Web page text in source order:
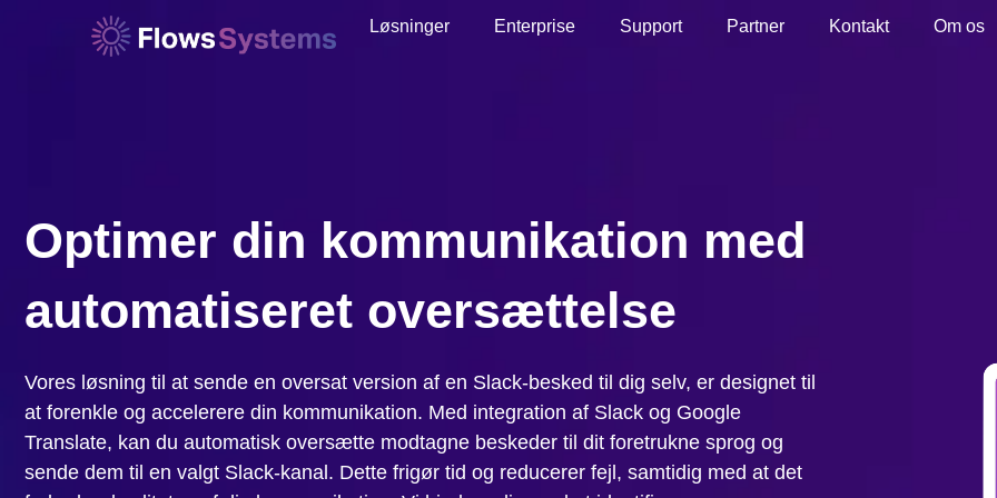
Løsninger Enterprise Support Partner Kontakt Om os
Optimer din kommunikation med
automatiseret oversættelse
Vores løsning til at sende en oversat version af en Slack-besked til dig selv, er designet til
at forenkle og accelerere din kommunikation. Med integration af Slack og Google
Translate, kan du automatisk oversætte modtagne beskeder til dit foretrukne sprog og
sende dem til en valgt Slack-kanal. Dette frigør tid og reducerer fejl, samtidig med at det